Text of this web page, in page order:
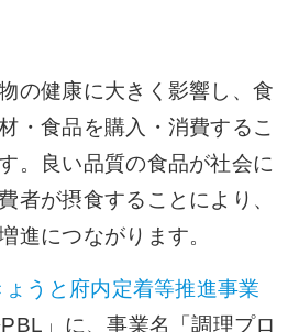
の健康に大きく影響し、食
・食品を購入・消費するこ
。良い品質の食品が社会に
者が摂食することにより、
進につながります。
ょうと府内定着等推進事業
」に、事業名「調理プロ